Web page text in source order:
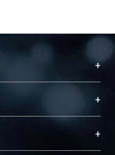
+
永久珍藏及向國際
能量，圖書館整合
AH）不同功能平
。期能整合研
+
+